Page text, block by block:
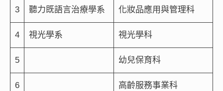
3 聽力既語言治療學系 化妝品應用與管理科
4 視光學系 視光學科
5 幼兒保育科
6 高齡服務事業科